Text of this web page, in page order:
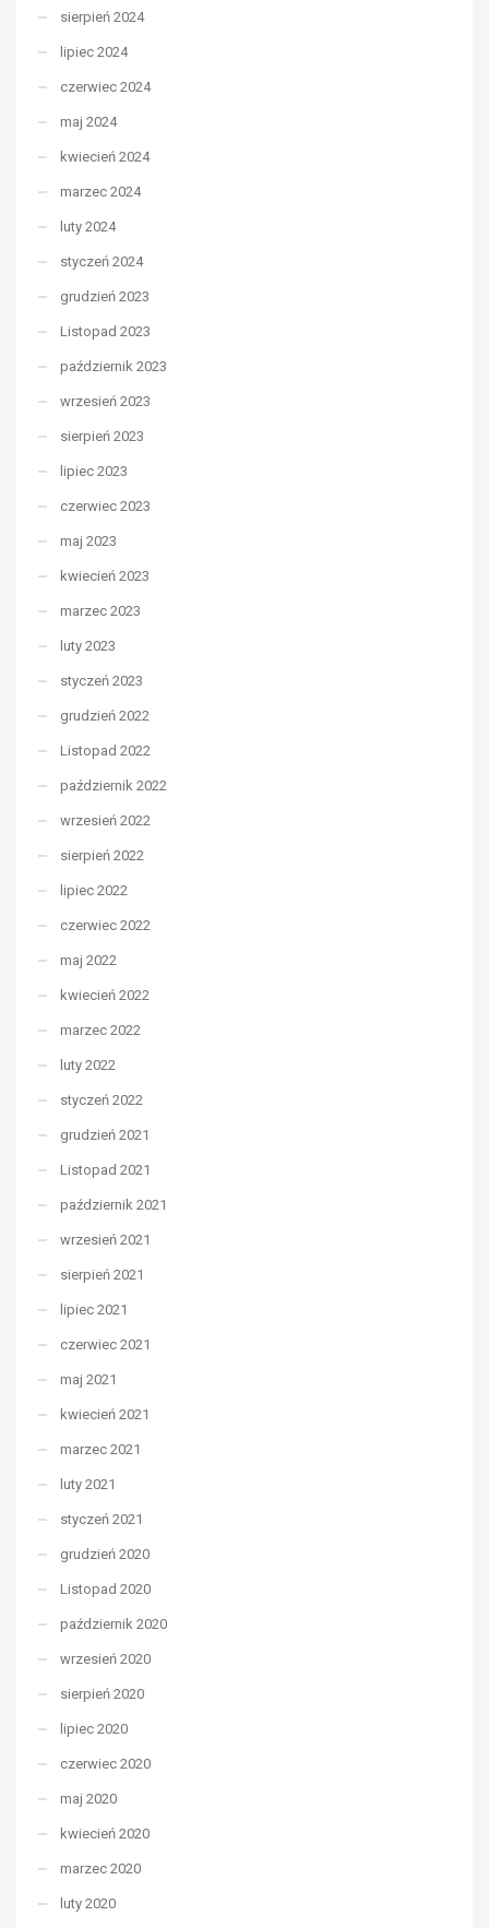
sierpień 2024
lipiec 2024
czerwiec 2024
maj 2024
kwiecień 2024
marzec 2024
luty 2024
styczeń 2024
grudzień 2023
Listopad 2023
październik 2023
wrzesień 2023
sierpień 2023
lipiec 2023
czerwiec 2023
maj 2023
kwiecień 2023
marzec 2023
luty 2023
styczeń 2023
grudzień 2022
Listopad 2022
październik 2022
wrzesień 2022
sierpień 2022
lipiec 2022
czerwiec 2022
maj 2022
kwiecień 2022
marzec 2022
luty 2022
styczeń 2022
grudzień 2021
Listopad 2021
październik 2021
wrzesień 2021
sierpień 2021
lipiec 2021
czerwiec 2021
maj 2021
kwiecień 2021
marzec 2021
luty 2021
styczeń 2021
grudzień 2020
Listopad 2020
październik 2020
wrzesień 2020
sierpień 2020
lipiec 2020
czerwiec 2020
maj 2020
kwiecień 2020
marzec 2020
luty 2020